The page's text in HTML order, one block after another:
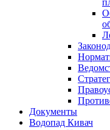
Документы
Водопад Кивач